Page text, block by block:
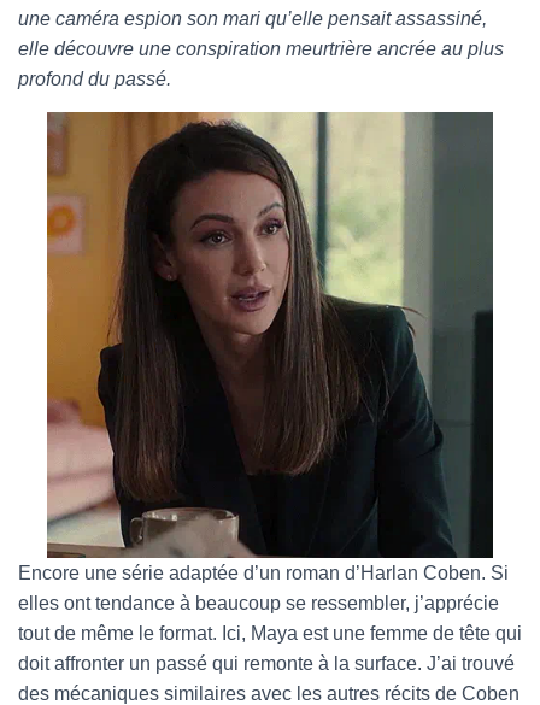
une caméra espion son mari qu’elle pensait assassiné,
elle découvre une conspiration meurtrière ancrée au plus
profond du passé.
Encore une série adaptée d’un roman d’Harlan Coben. Si
elles ont tendance à beaucoup se ressembler, j’apprécie
tout de même le format. Ici, Maya est une femme de tête qui
doit affronter un passé qui remonte à la surface. J’ai trouvé
des mécaniques similaires avec les autres récits de Coben